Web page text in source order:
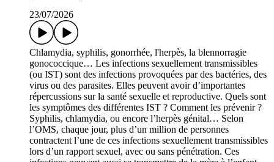
23/07/2026
Chlamydia, syphilis, gonorrhée, l'herpès, la blennorragie
gonococcique… Les infections sexuellement transmissibles
(ou IST) sont des infections provoquées par des bactéries, des
virus ou des parasites. Elles peuvent avoir d’importantes
répercussions sur la santé sexuelle et reproductive. Quels sont
les symptômes des différentes IST ? Comment les prévenir ?
Syphilis, chlamydia, ou encore l’herpès génital… Selon
l’OMS, chaque jour, plus d’un million de personnes
contractent l’une de ces infections sexuellement transmissibles
lors d’un rapport sexuel, avec ou sans pénétration. Ces